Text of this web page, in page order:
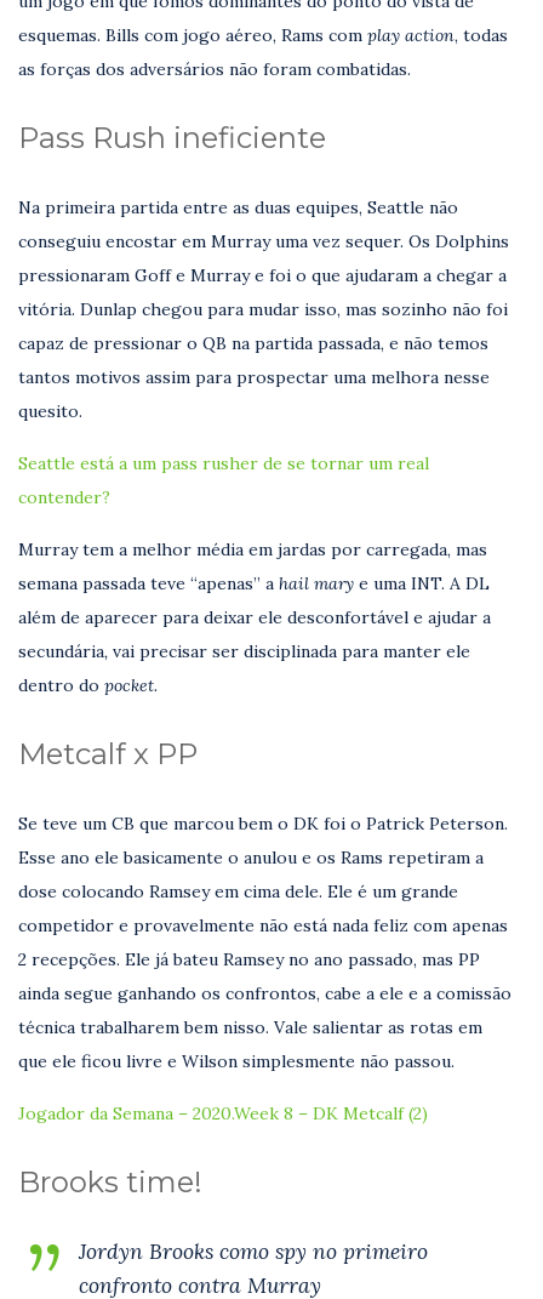
esquemas. Bills com jogo aéreo, Rams com play action, todas
as forças dos adversários não foram combatidas.
Pass Rush ineficiente
Na primeira partida entre as duas equipes, Seattle não
conseguiu encostar em Murray uma vez sequer. Os Dolphins
pressionaram Goff e Murray e foi o que ajudaram a chegar a
vitória. Dunlap chegou para mudar isso, mas sozinho não foi
capaz de pressionar o QB na partida passada, e não temos
tantos motivos assim para prospectar uma melhora nesse
quesito.
Seattle está a um pass rusher de se tornar um real
contender?
Murray tem a melhor média em jardas por carregada, mas
semana passada teve “apenas” a hail mary e uma INT. A DL
além de aparecer para deixar ele desconfortável e ajudar a
secundária, vai precisar ser disciplinada para manter ele
dentro do pocket.
Metcalf x PP
Se teve um CB que marcou bem o DK foi o Patrick Peterson.
Esse ano ele basicamente o anulou e os Rams repetiram a
dose colocando Ramsey em cima dele. Ele é um grande
competidor e provavelmente não está nada feliz com apenas
2 recepções. Ele já bateu Ramsey no ano passado, mas PP
ainda segue ganhando os confrontos, cabe a ele e a comissão
técnica trabalharem bem nisso. Vale salientar as rotas em
que ele ficou livre e Wilson simplesmente não passou.
Jogador da Semana – 2020.Week 8 – DK Metcalf (2)
Brooks time!
Jordyn Brooks como spy no primeiro
confronto contra Murray